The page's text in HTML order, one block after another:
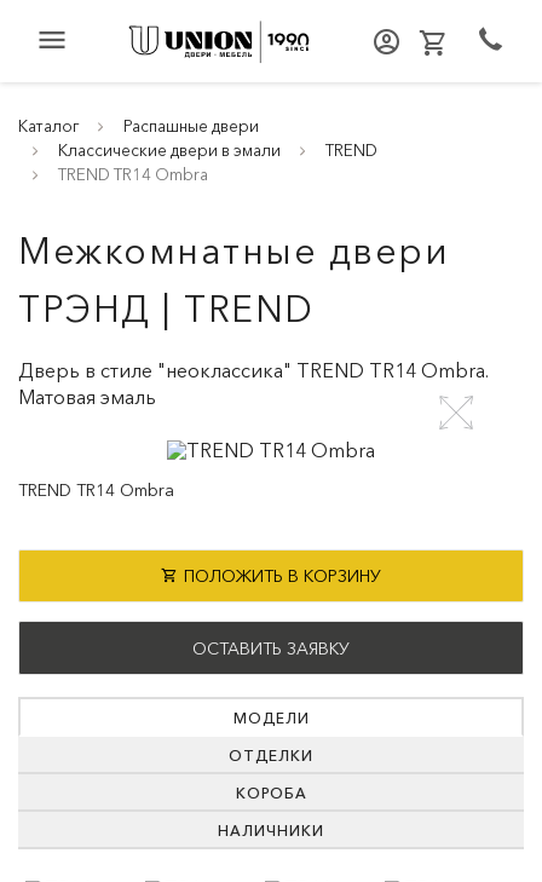
menu
Каталог
Распашные двери
Классические двери в эмали
TREND
TREND TR14 Ombra
Межкомнатные двери
ТРЭНД | TREND
Дверь в стиле "неоклассика" TREND TR14 Ombra.
Матовая эмаль
TREND TR14 Ombra
ПОЛОЖИТЬ В КОРЗИНУ
ОСТАВИТЬ ЗАЯВКУ
МОДЕЛИ
ОТДЕЛКИ
КОРОБА
НАЛИЧНИКИ